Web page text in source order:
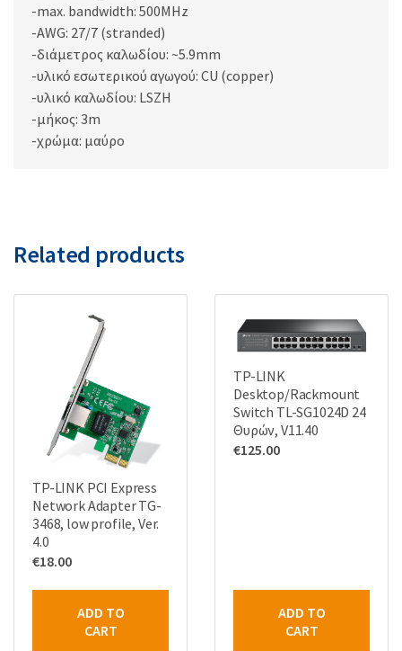
-max. bandwidth: 500MHz
-AWG: 27/7 (stranded)
-διάμετρος καλωδίου: ~5.9mm
-υλικό εσωτερικού αγωγού: CU (copper)
-υλικό καλωδίου: LSZH
-μήκος: 3m
-χρώμα: μαύρο
Related products
TP-LINK PCI Express
Network Adapter TG-
3468, low profile, Ver.
4.0
€18.00
ADD TO
CART
TP-LINK
Desktop/Rackmount
Switch TL-SG1024D 24
Θυρών, V11.40
€125.00
ADD TO
CART